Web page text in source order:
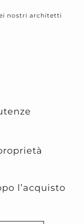
nostri architetti
l’acquisto